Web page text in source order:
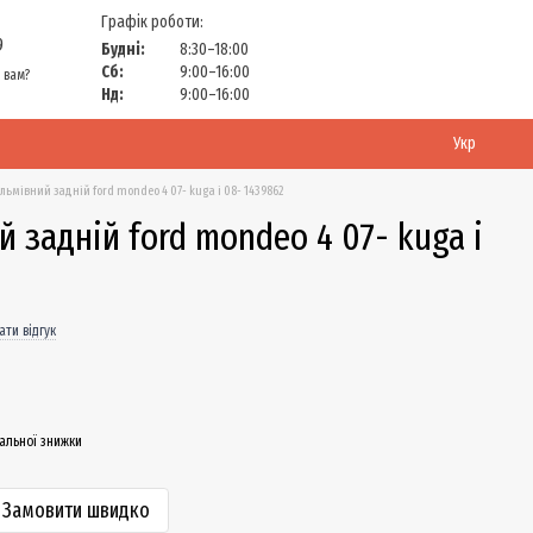
вам?
Графік роботи:
Будні:
8:30–18:00
Сб:
9:00–16:00
Нд:
9:00–16:00
Укр
задній ford mondeo 4 07- kuga i 08- 1439862
задній ford mondeo 4 07- kuga i
відгук
знижки
Замовити швидко